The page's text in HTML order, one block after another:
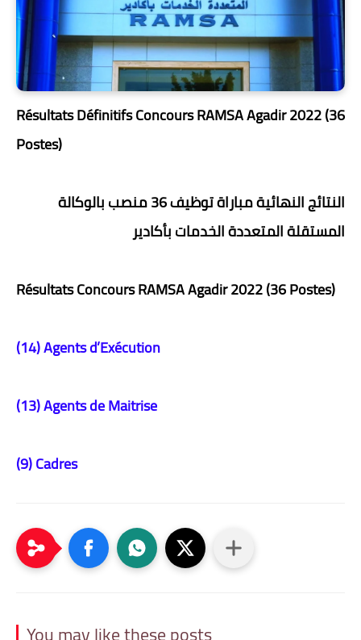
Résultats Définitifs Concours RAMSA Agadir 2022 (36
Postes)
النتائج النهائية مباراة توظيف 36 منصب بالوكالة
المستقلة المتعددة الخدمات بأكادير
RésultatsConcours RAMSA Agadir 2022 (36 Postes)
(14) Agents d’Exécution
(13) Agents de Maitrise
(9) Cadres